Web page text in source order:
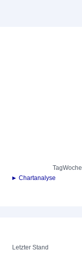
TagWoche
► Chartanalyse
Letzter Stand